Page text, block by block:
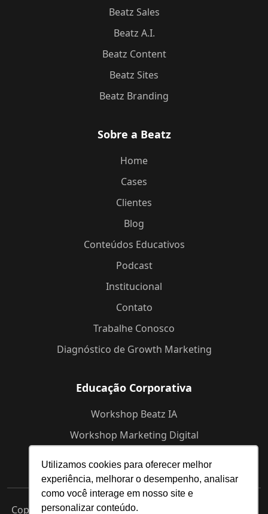
Utilizamos cookies para oferecer melhor
experiência, melhorar o desempenho, analisar
como você interage em nosso site e
personalizar conteúdo.
Beatz Sales
Beatz A.I.
Beatz Content
Beatz Sites
Beatz Branding
Sobre a Beatz
Home
Cases
Clientes
Blog
Conteúdos Educativos
Podcast
Institucional
Contato
Trabalhe Conosco
Diagnóstico de Growth Marketing
Educação Corporativa
Workshop Beatz IA
Workshop Marketing Digital
Copyright © 2025 Beatz -Agência de Marketing Digital